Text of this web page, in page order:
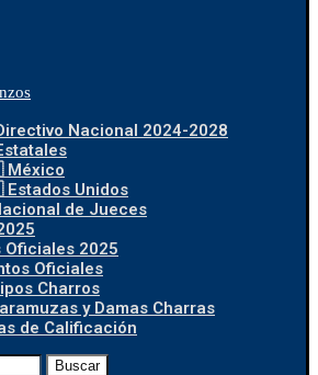
Nacional 2024-2028
Unidos
de Jueces
Oficiales 2025
Oficiales
Charros
y Damas Charras
de Calificación
Buscar